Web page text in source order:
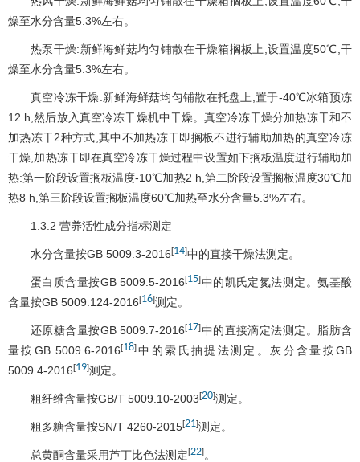
燥至水分含量5.3%左右。
热泵干燥:新鲜海鲜菇均匀铺散在干燥箱搁板上,设置温度50℃,干
燥至水分含量5.3%左右。
真空冷冻干燥:新鲜海鲜菇均匀铺散在托盘上,置于-40℃冰箱预冻
12 h,然后放入真空冷冻干燥机中干燥。真空冷冻干燥分加热冻干和不
加热冻干2种方式,其中不加热冻干即搁板不进行辅助加热的真空冷冻
干燥,加热冻干即在真空冷冻干燥过程中设置如下搁板温度进行辅助加
热:第一阶段设置搁板温度-10℃加热2 h,第二阶段设置搁板温度30℃加
热8 h,第三阶段设置搁板温度60℃加热至水分含量5.3%左右。
1.3.2 营养活性成分指标测定
水分含量按GB 5009.3-2016[14]中的直接干燥法测定。
蛋白质含量按GB 5009.5-2016[15]中的凯氏定氮法测定。氨基酸
含量按GB 5009.124-2016[16]测定。
还原糖含量按GB 5009.7-2016[17]中的直接滴定法测定。脂肪含
量按GB 5009.6-2016[18]中的索氏抽提法测定。灰分含量按GB
5009.4-2016[19]测定。
粗纤维含量按GB/T 5009.10-2003[20]测定。
粗多糖含量按SN/T 4260-2015[21]测定。
总黄酮含量采用芦丁比色法测定[22]。